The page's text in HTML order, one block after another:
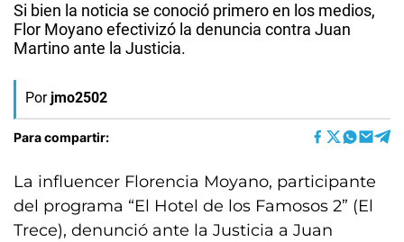
Si bien la noticia se conoció primero en los medios,
Flor Moyano efectivizó la denuncia contra Juan
Martino ante la Justicia.
Por jmo2502
Para compartir:
La influencer Florencia Moyano, participante
del programa “El Hotel de los Famosos 2” (El
Trece), denunció ante la Justicia a Juan